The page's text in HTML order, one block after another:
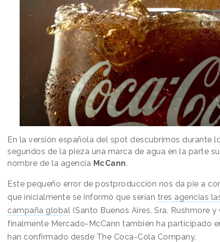
En la versión española del spot descubrimos durante
segundos de la pieza una marca de agua en la parte
nombre de la agencia McCann.
Este pequeño error de postproducción nos da pie a
que inicialmente se informó que serían tres agencias
campaña global (Santo Buenos Aires, Sra. Rushmore
finalmente Mercado-McCann también ha participado
han confirmado desde The Coca-Cola Company.